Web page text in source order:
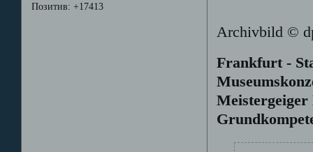
Позитив: +17413
Archivbild ©
Frankfurt -